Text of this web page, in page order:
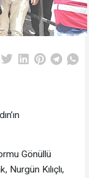
Gönüllü
Kılıçlı,